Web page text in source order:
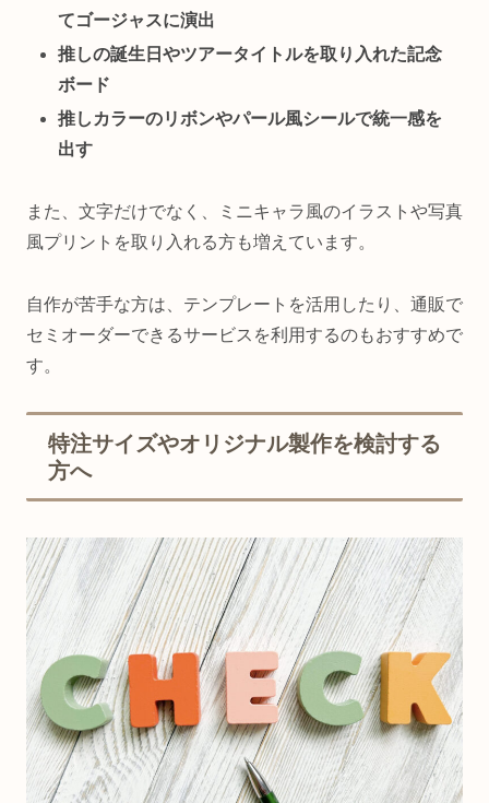
てゴージャスに演出
推しの誕生日やツアータイトルを取り入れた記念
ボード
推しカラーのリボンやパール風シールで統一感を
出す
また、文字だけでなく、ミニキャラ風のイラストや写真
風プリントを取り入れる方も増えています。
自作が苦手な方は、テンプレートを活用したり、通販で
セミオーダーできるサービスを利用するのもおすすめで
す。
特注サイズやオリジナル製作を検討する
方へ